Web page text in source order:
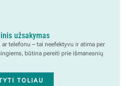
užsakymas
telefonu – tai neefektyvu ir atima per
būtina pereiti prie išmanesnių
TOLIAU